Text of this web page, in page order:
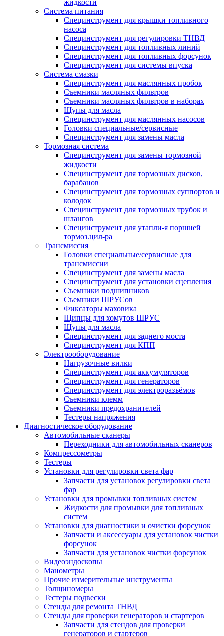
жидкости
Система питания
Специнструмент для крышки топливного
насоса
Специнструмент для регулировки ТНВД
Специнструмент для топливных линий
Специнструмент для топливных форсунок
Специнструмент для системы впуска
Система смазки
Специнструмент для маслянных пробок
Съемники масляных фильтров
Съемники масляных фильтров в наборах
Щупы для масла
Специнструмент для маслянных насосов
Головки специальные/сервисные
Специнструмент для замены масла
Тормозная система
Специнструмент для замены тормозной
жидкости
Специнструмент для тормозных дисков,
барабанов
Специнструмент для тормозных суппортов и
колодок
Специнструмент для тормозных трубок и
шлангов
Специнструмент для утапли-я поршней
тормоз.цил-ра
Трансмиссия
Головки специальные/сервисные для
трансмиссии
Специнструмент для замены масла
Специнструмент для установки сцепления
Съемники подшипников
Съемники ШРУСов
Фиксаторы маховика
Щипцы для хомутов ШРУС
Щупы для масла
Специнструмент для заднего моста
Специнструмент для КПП
Электрооборудование
Нагрузочные вилки
Специнструмент для аккумуляторов
Специнструмент для генераторов
Специнструмент для электроразъёмов
Съемники клемм
Съемники предохранителей
Тестеры напряжения
Диагностическое оборудование
Автомобильные сканеры
Переходники для автомобильных сканеров
Компрессометры
Тестеры
Установки для регулировки света фар
Запчасти для установок регулировки света
фар
Установки для промывки топливных систем
Жидкости для промывки для топливных
систем
Установки для диагностики и очистки форсунок
Запчасти и аксессуары для установок чистки
форсунок
Запчасти для установок чистки форсунок
Видеоэндоскопы
Манометры
Прочие измерительные инструменты
Толщиномеры
Тестеры подвески
Стенды для ремонта ТНВД
Стенды для проверки генераторов и стартеров
Запчасти для стендов для проверки
генераторов и стартеров